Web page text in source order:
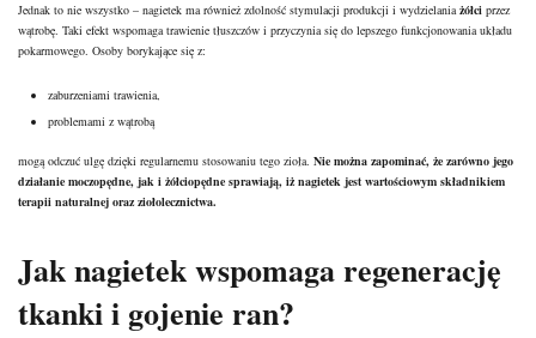
Jednak to nie wszystko – nagietek ma również zdolność stymulacji produkcji i wydzielaniażółci przez
wątrobę. Taki efekt wspomaga trawienie tłuszczów i przyczynia się do lepszego funkcjonowania układu
pokarmowego. Osoby borykające się z:
zaburzeniami trawienia,
problemami z wątrobą
mogą odczuć ulgę dzięki regularnemu stosowaniu tego zioła. Nie można zapominać, że zarówno jego
działanie moczopędne, jak i żółciopędne sprawiają, iż nagietek jest wartościowym składnikiem
terapii naturalnej oraz ziołolecznictwa.
Jak nagietek wspomaga regenerację
tkanki i gojenie ran?